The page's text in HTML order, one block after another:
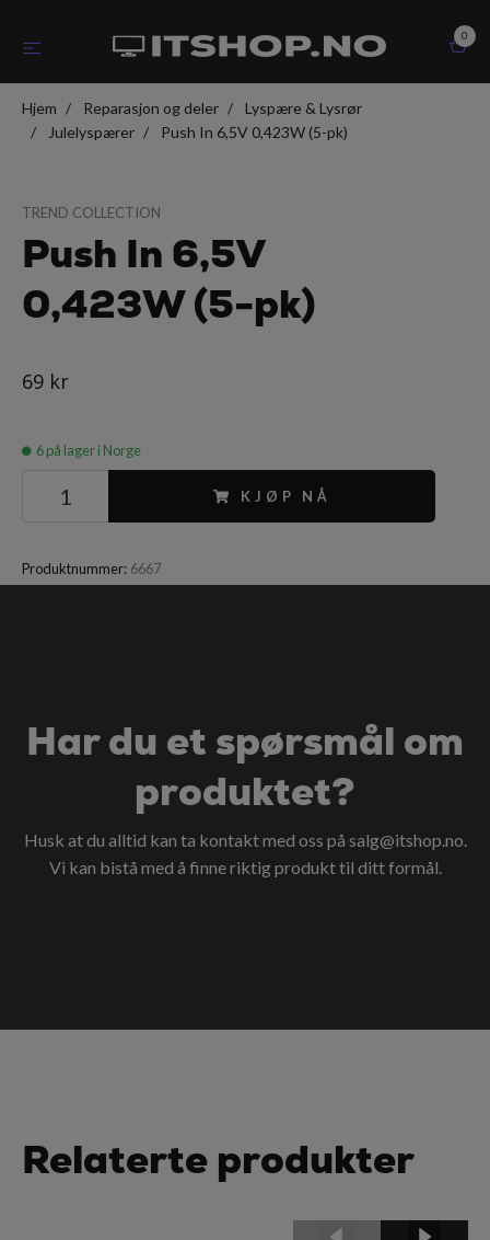
0
Hjem Reparasjon og deler
Lyspære & Lysrør
Julelyspærer
Push In 6,5V 0,423W (5-pk)
TREND COLLECTION
Push In 6,5V
0,423W (5-pk)
69 kr
6på lager i Norge
KJØP NÅ
Produktnummer: 6667
Har du et spørsmål om
produktet?
Husk at du alltid kan ta kontakt med oss på salg@itshop.no.
Vi kan bistå med å finne riktig produkt til ditt formål.
Relaterte produkter